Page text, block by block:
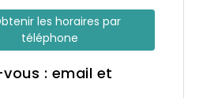
les horaires par
téléphone
vous : email et